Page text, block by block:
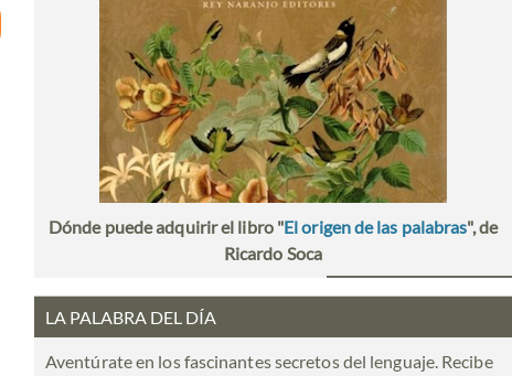
Dónde puede adquirir el libro "El origen de las palabras", de
Ricardo Soca
LA PALABRA DEL DÍA
Aventúrate en los fascinantes secretos del lenguaje. Recibe